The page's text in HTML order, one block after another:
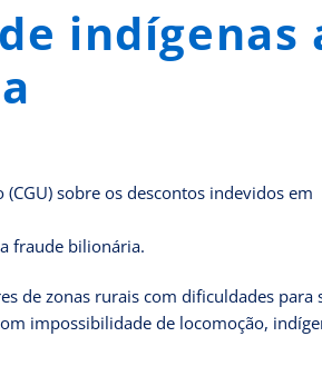
indígenas
sobre os descontos indevidos em
fraude bilionária.
de zonas rurais com dificuldades para
impossibilidade de locomoção,